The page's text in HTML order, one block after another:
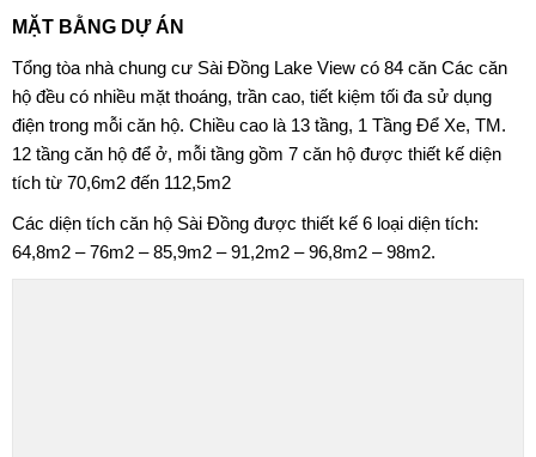
MẶT BẰNG DỰ ÁN
Tổng tòa nhà chung cư Sài Đồng Lake View có 84 căn Các căn
hộ đều có nhiều mặt thoáng, trần cao, tiết kiệm tối đa sử dụng
điện trong mỗi căn hộ. Chiều cao là 13 tầng, 1 Tầng Để Xe, TM.
12 tầng căn hộ để ở, mỗi tầng gồm 7 căn hộ được thiết kế diện
tích từ 70,6m2 đến 112,5m2
Các diện tích căn hộ Sài Đồng được thiết kế 6 loại diện tích:
64,8m2 – 76m2 – 85,9m2 – 91,2m2 – 96,8m2 – 98m2.